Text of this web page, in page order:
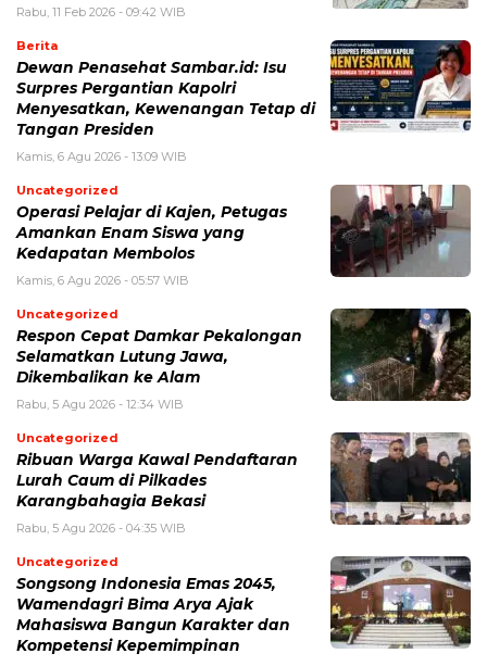
Rabu, 11 Feb 2026 - 09:42 WIB
Berita
Dewan Penasehat Sambar.id: Isu
Surpres Pergantian Kapolri
Menyesatkan, Kewenangan Tetap di
Tangan Presiden
Kamis, 6 Agu 2026 - 13:09 WIB
Uncategorized
Operasi Pelajar di Kajen, Petugas
Amankan Enam Siswa yang
Kedapatan Membolos
Kamis, 6 Agu 2026 - 05:57 WIB
Uncategorized
Respon Cepat Damkar Pekalongan
Selamatkan Lutung Jawa,
Dikembalikan ke Alam
Rabu, 5 Agu 2026 - 12:34 WIB
Uncategorized
Ribuan Warga Kawal Pendaftaran
Lurah Caum di Pilkades
Karangbahagia Bekasi
Rabu, 5 Agu 2026 - 04:35 WIB
Uncategorized
Songsong Indonesia Emas 2045,
Wamendagri Bima Arya Ajak
Mahasiswa Bangun Karakter dan
Kompetensi Kepemimpinan